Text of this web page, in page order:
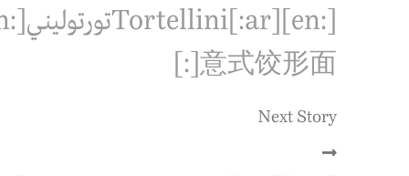
意式饺形面[:]
Next Story